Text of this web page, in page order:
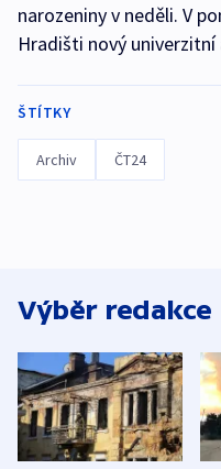
narozeniny v neděli. V
Hradišti nový univerzitní
ŠTÍTKY
Archiv ČT24
Výběr redakce